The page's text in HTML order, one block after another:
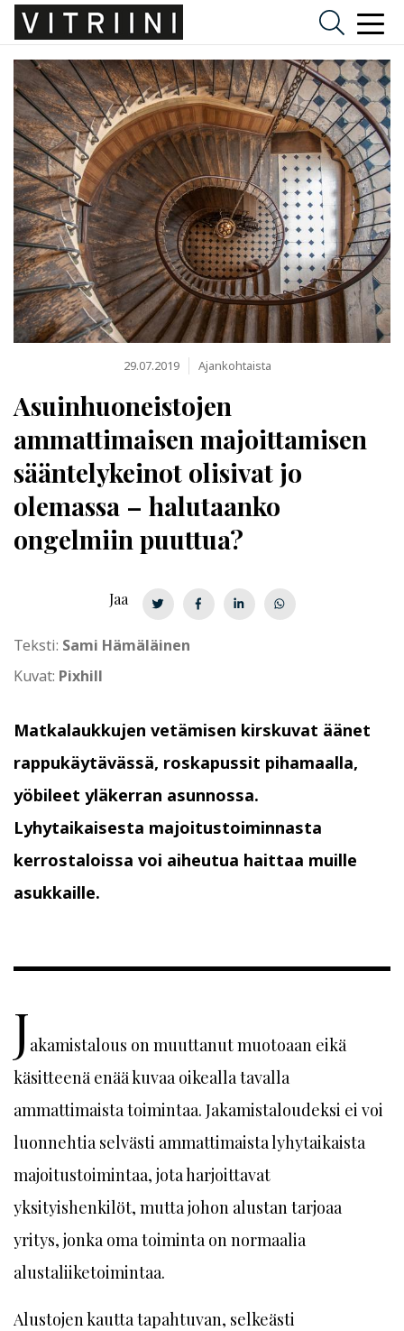
29.07.2019 Ajankohtaista
Asuin­huo­neis­to­jen
ammattimaisen majoittamisen
sääntelykeinot olisivat jo
olemassa – halutaanko
ongelmiin puuttua?
Teksti: Sami Hämäläinen
Kuvat: Pixhill
Matkalaukkujen vetämisen kirskuvat äänet
rappukäytävässä, roskapussit pihamaalla,
yöbileet yläkerran asunnossa.
Lyhytaikaisesta majoitustoiminnasta
kerrostaloissa voi aiheutua haittaa muille
asukkaille.
Jaa
Jakamistalous on muuttanut muotoaan eikä
käsitteenä enää kuvaa oikealla tavalla
ammattimaista toimintaa. Jakamistaloudeksi ei voi
luonnehtia selvästi ammattimaista lyhytaikaista
majoitustoimintaa, jota harjoittavat
yksityishenkilöt, mutta johon alustan tarjoaa
yritys, jonka oma toiminta on normaalia
alustaliiketoimintaa.
Alustojen kautta tapahtuvan, selkeästi